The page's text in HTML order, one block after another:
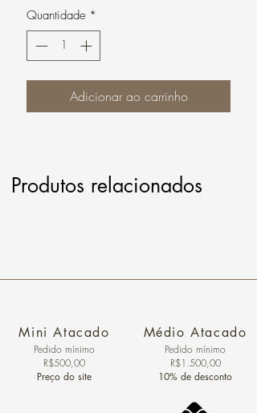
Quantidade *
Adicionar ao carrinho
Produtos relacionados
Mini Atacado
Pedido ​mínimo
R$500,00
Preço do site
Médio Atacado
Pedido mínimo
R$1.500,00
10% de desconto